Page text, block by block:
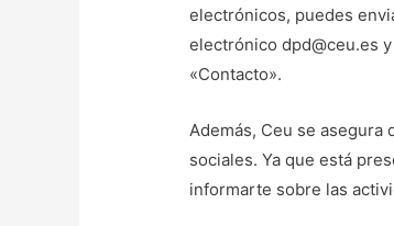
electrónicos, puedes
electrónico dpd@ceu.es
«Contacto».
Además, Ceu se asegura
sociales. Ya que está
informarte sobre las